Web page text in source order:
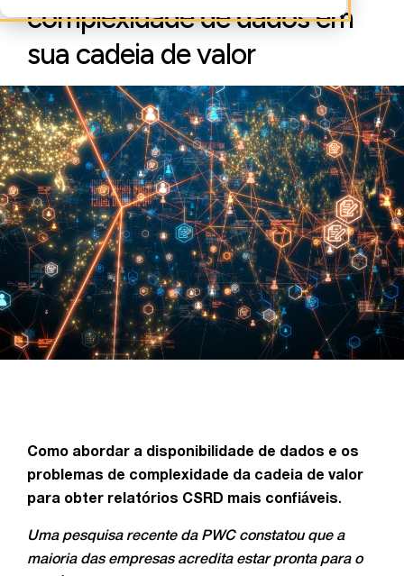
complexidade de dados em
sua cadeia de valor
Como abordar a disponibilidade de dados e os
problemas de complexidade da cadeia de valor
para obter relatórios CSRD mais confiáveis.
Uma pesquisa recente da PWC constatou que a
maioria das empresas acredita estar pronta para o